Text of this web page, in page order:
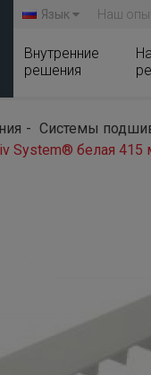
Язык Наш
Внутренние
решения
Системы
System® белая 415